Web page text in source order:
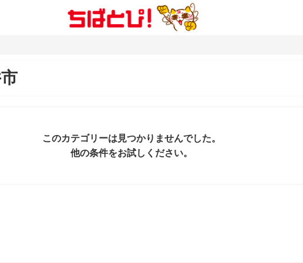
このカテゴリーは見つかりませんでした。
他の条件をお試しください。